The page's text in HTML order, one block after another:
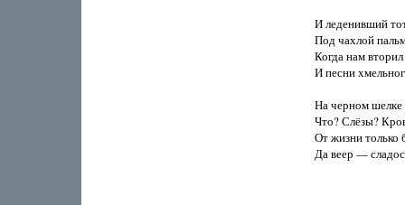
И леденивший
Под чахлой
Когда нам вторил
И песни
На черном
Что? Слёзы?
От жизни только
Да веер —